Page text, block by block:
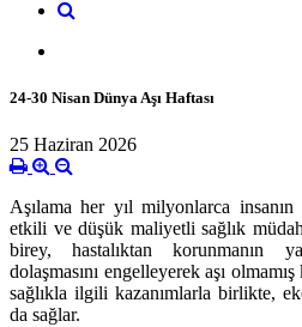
24-30 Nisan Dünya Aşı Haftası
25 Haziran 2026
Aşılama her yıl milyonlarca insanın
etkili ve düşük maliyetli sağlık
birey, hastalıktan korunmanın
dolaşmasını engelleyerek aşı
sağlıkla ilgili kazanımlarla birlikte,
da sağlar.